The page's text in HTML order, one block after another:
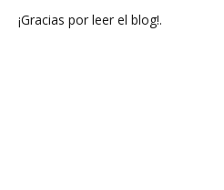
¡Gracias por leer el blog!.